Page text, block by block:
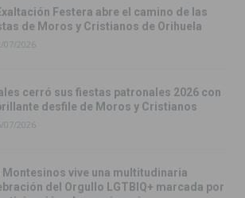
Festera abre el camino de las
de Moros y Cristianos de Orihuela
07/2026
cerró sus fiestas patronales 2026 con
desfile de Moros y Cristianos
07/2026
Montesinos vive una multitudinaria
del Orgullo LGTBIQ+ marcada por